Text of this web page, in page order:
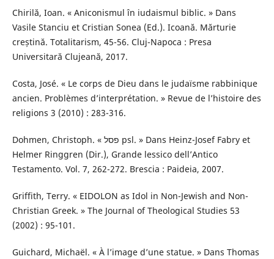
Chirilă, Ioan. « Aniconismul în iudaismul biblic. » Dans
Vasile Stanciu et Cristian Sonea (Ed.). Icoană. Mărturie
creștină. Totalitarism, 45-56. Cluj-Napoca : Presa
Universitară Clujeană, 2017.
Costa, José. « Le corps de Dieu dans le judaïsme rabbinique
ancien. Problèmes d’interprétation. » Revue de l’histoire des
religions 3 (2010) : 283-316.
Dohmen, Christoph. « פסל psl. » Dans Heinz-Josef Fabry et
Helmer Ringgren (Dir.), Grande lessico dell’Antico
Testamento. Vol. 7, 262-272. Brescia : Paideia, 2007.
Griffith, Terry. « EIDOLON as Idol in Non-Jewish and Non-
Christian Greek. » The Journal of Theological Studies 53
(2002) : 95-101.
Guichard, Michaël. « À l’image d’une statue. » Dans Thomas